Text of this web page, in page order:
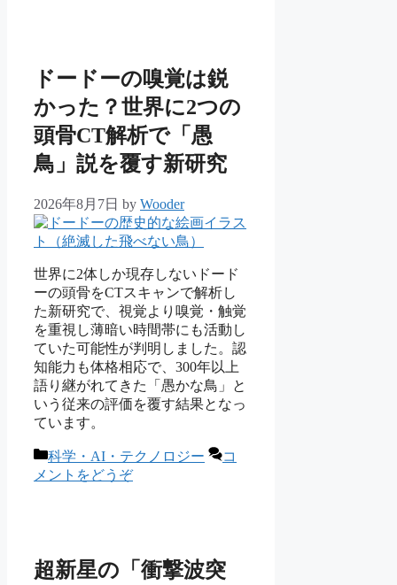
ドードーの嗅覚は鋭
かった？世界に2つの
頭骨CT解析で「愚
鳥」説を覆す新研究
2026年8月7日 by Wooder
世界に2体しか現存しないドード
ーの頭骨をCTスキャンで解析し
た新研究で、視覚より嗅覚・触覚
を重視し薄暗い時間帯にも活動し
ていた可能性が判明しました。認
知能力も体格相応で、300年以上
語り継がれてきた「愚かな鳥」と
いう従来の評価を覆す結果となっ
ています。
カ
テ
科学・AI・テクノロジー
コ
メントをどうぞ
超新星の「衝撃波突